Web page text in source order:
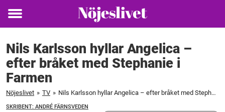
Toggle
Nils Karlsson hyllar Angelica –
efter bråket med Stephanie i
Farmen
Nöjeslivet » TV » Nils Karlsson hyllar Angelica – efter bråket med Stephanie i Farmen
SKRIBENT: ANDRÉ FÄRNSVEDEN